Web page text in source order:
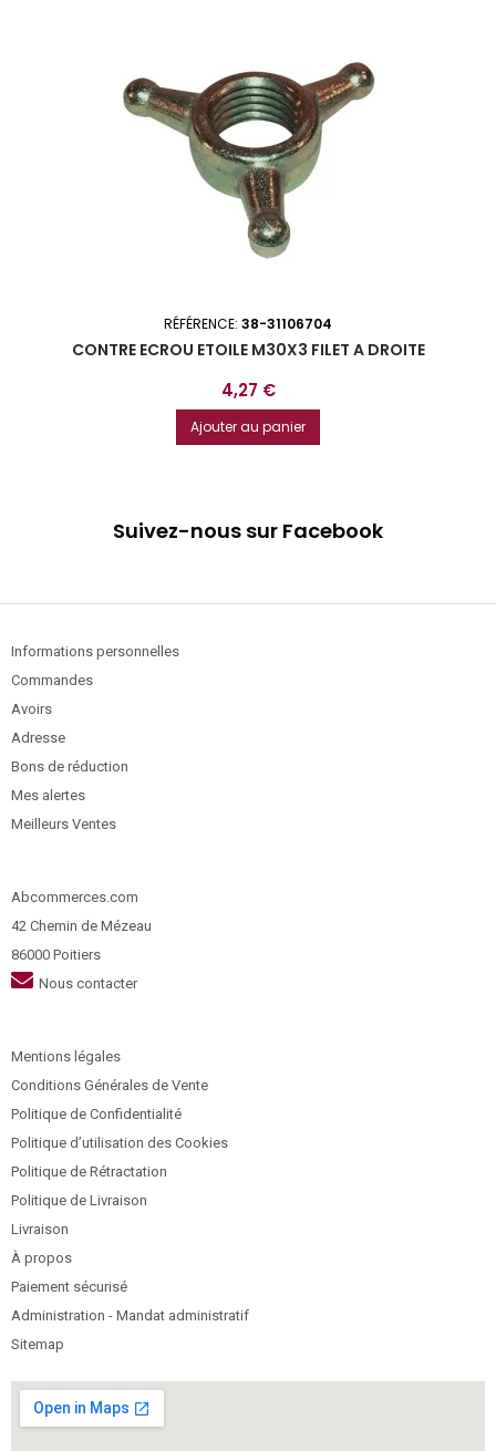
RÉFÉRENCE: 38-31106704
CONTRE ECROU ETOILE M30X3 FILET A DROITE
Prix
4,27 €
Ajouter au panier
Suivez-nous sur Facebook
Informations personnelles
Commandes
Avoirs
Adresse
Bons de réduction
Mes alertes
Meilleurs Ventes
Abcommerces.com
42 Chemin de Mézeau
86000 Poitiers
Nous contacter
Mentions légales
Conditions Générales de Vente
Politique de Confidentialité
Politique d’utilisation des Cookies
Politique de Rétractation
Politique de Livraison
Livraison
À propos
Paiement sécurisé
Administration - Mandat administratif
Sitemap